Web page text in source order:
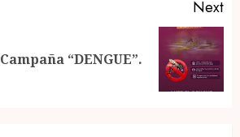
Next
Campaña “DENGUE”.